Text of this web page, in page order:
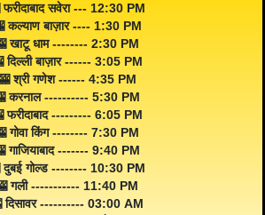
फरीदाबाद सवेरा --- 12:30 PM
कल्याण बाज़ार ---- 1:30 PM
खाटू धाम -------- 2:30 PM
दिल्ली बाज़ार ------ 3:05 PM
श्री गणेश ------ 4:35 PM
करनाल ---------- 5:30 PM
फरीदाबाद --------- 6:05 PM
गोवा किंग -------- 7:30 PM
गाजियाबाद ------- 9:40 PM
दुबई गोल्ड -------- 10:30 PM
गली ----------- 11:40 PM
दिसावर ---------- 03:00 AM